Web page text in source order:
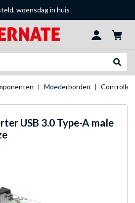
woensdag in huis
Moederborden
USB 3.0 Type-A male